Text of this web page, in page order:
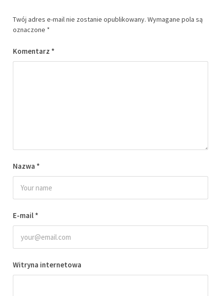
Twój adres e-mail nie zostanie opublikowany. Wymagane pola są
oznaczone *
Komentarz *
Nazwa *
E-mail *
Witryna internetowa